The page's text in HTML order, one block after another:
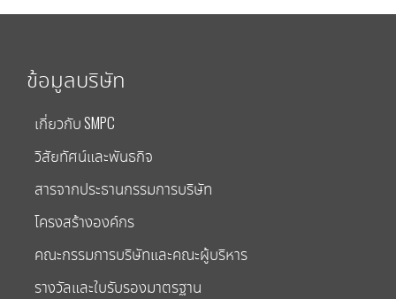
ข้อมูลบริษัท
เกี่ยวกับ SMPC
วิสัยทัศน์และพันธกิจ
สารจากประธานกรรมการบริษัท
โครงสร้างองค์กร
คณะกรรมการบริษัทและคณะผู้บริหาร
รางวัลและใบรับรองมาตรฐาน